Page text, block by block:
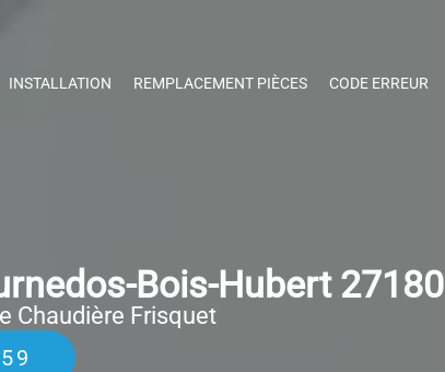
INSTALLATION REMPLACEMENT PIÈCES CODE ERREUR
Bois-Hubert 27180
Chaudière Frisquet